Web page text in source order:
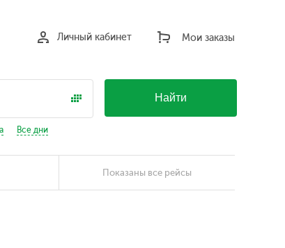
Мои заказы
Личный кабинет
Все дни
Найти
Показаны все рейсы